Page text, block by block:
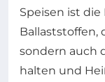
Speisen ist
Ballaststoffen,
sondern auch
halten und